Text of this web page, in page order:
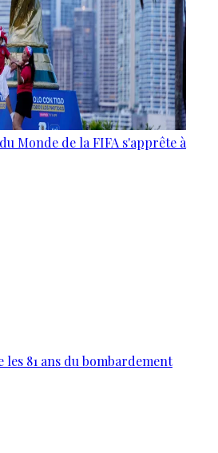
Monde de la FIFA s'apprête à
81 ans du bombardement